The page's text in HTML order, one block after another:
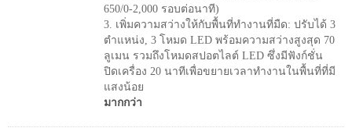
650/0-2,000 รอบต่อนาที)
3. เพิ่มความสว่างให้กับพื้นที่ทำงานที่มืด: ปรับได้ 3
ตำแหน่ง, 3 โหมด LED พร้อมความสว่างสูงสุด 70
ลูเมน รวมถึงโหมดสปอตไลต์ LED ซึ่งมีฟังก์ชั่น
ปิดเครื่อง 20 นาทีเพื่อขยายเวลาทำงานในพื้นที่ที่มี
แสงน้อย
มากกว่า